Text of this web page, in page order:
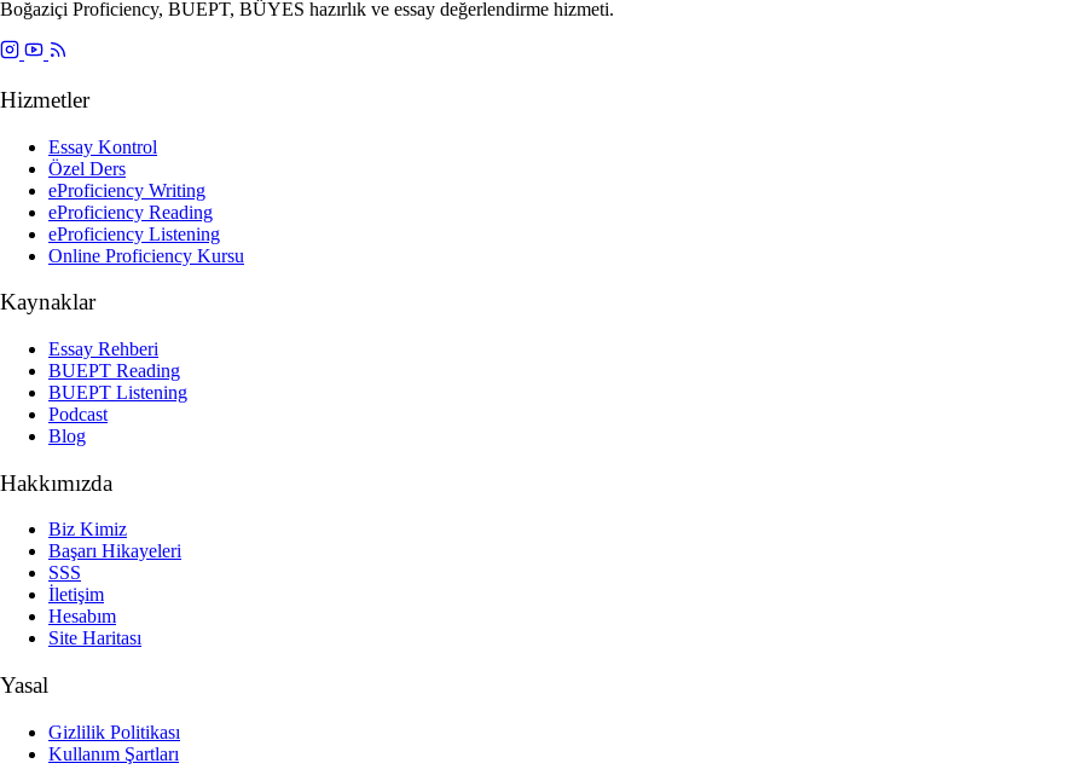
Boğaziçi Proficiency, BUEPT, BÜYES hazırlık ve essay değerlendirme hizmeti.
Hizmetler
Essay Kontrol
Özel Ders
eProficiency Writing
eProficiency Reading
eProficiency Listening
Online Proficiency Kursu
Kaynaklar
Essay Rehberi
BUEPT Reading
BUEPT Listening
Podcast
Blog
Hakkımızda
Biz Kimiz
Başarı Hikayeleri
SSS
İletişim
Hesabım
Site Haritası
Yasal
Gizlilik Politikası
Kullanım Şartları